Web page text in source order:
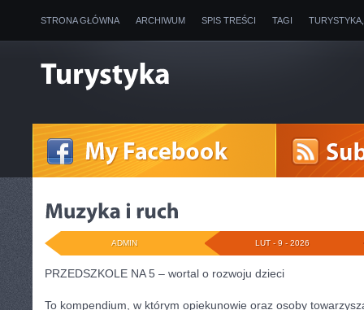
STRONA GŁÓWNA ARCHIWUM SPIS TREŚCI TAGI
LUT - 9 - 2026
ADMIN
PRZEDSZKOLE NA 5 – wortal o rozwoju dzieci
To kompendium, w którym opiekunowie oraz osoby